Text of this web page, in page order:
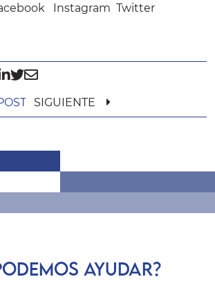
Instagram Twitter
SIGUIENTE
AYUDAR?